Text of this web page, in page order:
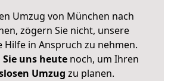
Umzug von München nach
zögern Sie nicht, unsere
Hilfe in Anspruch zu nehmen.
uns heutenoch, um Ihren
Umzug zu planen.